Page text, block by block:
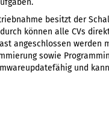
besitzt der
können alle CVs
angeschlossen werden
sowie
und